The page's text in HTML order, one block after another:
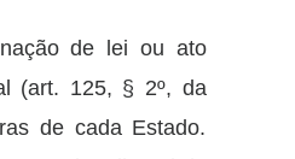
de lei ou ato
(art. 125, § 2º, da
de cada Estado.